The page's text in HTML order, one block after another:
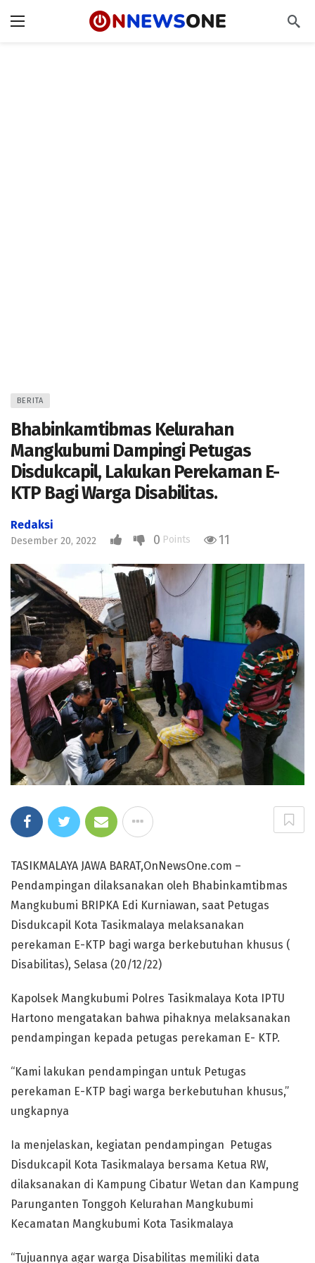
BERITA
Bhabinkamtibmas Kelurahan
Mangkubumi Dampingi Petugas
Disdukcapil, Lakukan Perekaman E-
KTP Bagi Warga Disabilitas.
Redaksi
Desember 20, 2022 0 Points 11
TASIKMALAYA JAWA BARAT,OnNewsOne.com –
Pendampingan dilaksanakan oleh Bhabinkamtibmas
Mangkubumi BRIPKA Edi Kurniawan, saat Petugas
Disdukcapil Kota Tasikmalaya melaksanakan
perekaman E-KTP bagi warga berkebutuhan khusus (
Disabilitas), Selasa (20/12/22)
Kapolsek Mangkubumi Polres Tasikmalaya Kota IPTU
Hartono mengatakan bahwa pihaknya melaksanakan
pendampingan kepada petugas perekaman E- KTP.
“Kami lakukan pendampingan untuk Petugas
perekaman E-KTP bagi warga berkebutuhan khusus,”
ungkapnya
Ia menjelaskan, kegiatan pendampingan Petugas
Disdukcapil Kota Tasikmalaya bersama Ketua RW,
dilaksanakan di Kampung Cibatur Wetan dan Kampung
Parunganten Tonggoh Kelurahan Mangkubumi
Kecamatan Mangkubumi Kota Tasikmalaya
“Tujuannya agar warga Disabilitas memiliki data